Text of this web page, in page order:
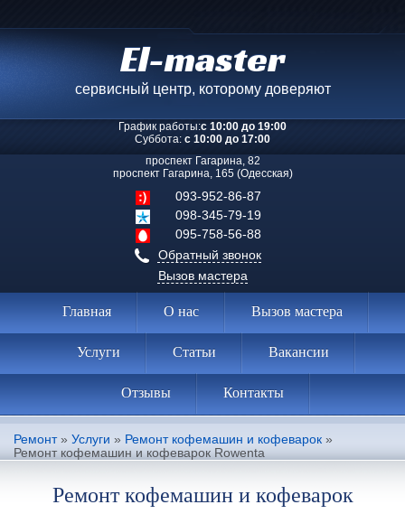
El-master
сервисный центр, которому доверяют
График работы:с 10:00 до 19:00
Суббота: с 10:00 до 17:00
проспект Гагарина, 82
проспект Гагарина, 165 (Одесская)
093-952-86-87
098-345-79-19
095-758-56-88
Обратный звонок
Вызов мастера
Главная О нас Вызов мастера
Услуги Статьи Вакансии
Отзывы Контакты
Ремонт» Услуги » Ремонт кофемашин и кофеварок »
Ремонт кофемашин и кофеварок Rowenta
Ремонт кофемашин и кофеварок